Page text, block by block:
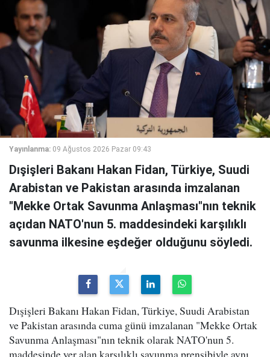
Yayınlanma: 09 Ağustos 2026 Pazar 09:43
Dışişleri Bakanı Hakan Fidan, Türkiye, Suudi
Arabistan ve Pakistan arasında imzalanan
"Mekke Ortak Savunma Anlaşması"nın teknik
açıdan NATO'nun 5. maddesindeki karşılıklı
savunma ilkesine eşdeğer olduğunu söyledi.
Dışişleri Bakanı Hakan Fidan, Türkiye, Suudi Arabistan
ve Pakistan arasında cuma günü imzalanan "Mekke Ortak
Savunma Anlaşması"nın teknik olarak NATO'nun 5.